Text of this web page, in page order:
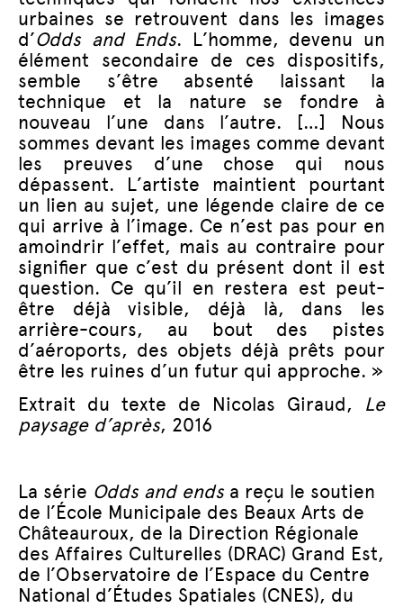
urbaines se retrouvent dans les images
d’Odds and Ends. L’homme, devenu un
élément secondaire de ces dispositifs,
semble s’être absenté laissant la
technique et la nature se fondre à
nouveau l’une dans l’autre. […] Nous
sommes devant les images comme devant
les preuves d’une chose qui nous
dépassent. L’artiste maintient pourtant
un lien au sujet, une légende claire de ce
qui arrive à l’image. Ce n’est pas pour en
amoindrir l’effet, mais au contraire pour
signifier que c’est du présent dont il est
question. Ce qu’il en restera est peut-
être déjà visible, déjà là, dans les
arrière-cours, au bout des pistes
d’aéroports, des objets déjà prêts pour
être les ruines d’un futur qui approche. »
Extrait du texte de Nicolas Giraud, Le
paysage d’après, 2016
La série Odds and endsa reçu le soutien
de l’École Municipale des Beaux Arts de
Châteauroux, de la Direction Régionale
des Affaires Culturelles (DRAC) Grand Est,
de l’Observatoire de l’Espace du Centre
National d’Études Spatiales (CNES), du